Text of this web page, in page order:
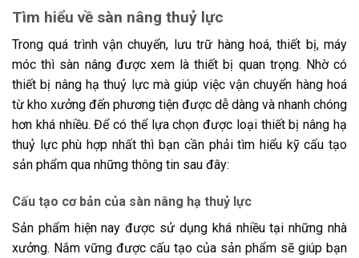
Tìm hiểu về sàn nâng thuỷ lực
Trong quá trình vận chuyển, lưu trữ hàng hoá, thiết bị, máy
móc thì sàn nâng được xem là thiết bị quan trọng. Nhờ có
thiết bị nâng hạ thuỷ lực mà giúp việc vận chuyển hàng hoá
từ kho xưởng đến phương tiện được dễ dàng và nhanh chóng
hơn khá nhiều. Để có thể lựa chọn được loại thiết bị nâng hạ
thuỷ lực phù hợp nhất thì bạn cần phải tìm hiểu kỹ cấu tạo
sản phẩm qua những thông tin sau đây:
Cấu tạo cơ bản của sàn nâng hạ thuỷ lực
Sản phẩm hiện nay được sử dụng khá nhiều tại những nhà
xưởng. Nắm vững được cấu tạo của sản phẩm sẽ giúp bạn